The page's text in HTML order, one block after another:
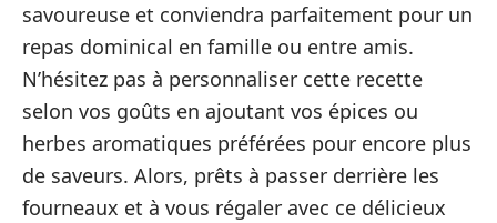
savoureuse et conviendra parfaitement pour un
repas dominical en famille ou entre amis.
N’hésitez pas à personnaliser cette recette
selon vos goûts en ajoutant vos épices ou
herbes aromatiques préférées pour encore plus
de saveurs. Alors, prêts à passer derrière les
fourneaux et à vous régaler avec ce délicieux